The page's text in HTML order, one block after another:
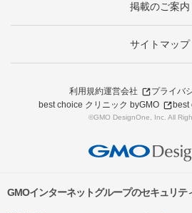
掲載のご案内
サイトマップ
利用規約運営会社
プライバ
best choice クリニック byGMO
best
©GMO DesignOne, Inc. All
GMOインターネットグループのセキュリテ